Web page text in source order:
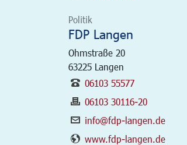
Politik
FDP Langen
Ohmstraße 20
63225 Langen
06103 55577
06103 30116-20
info@fdp-langen.de
www.fdp-langen.de